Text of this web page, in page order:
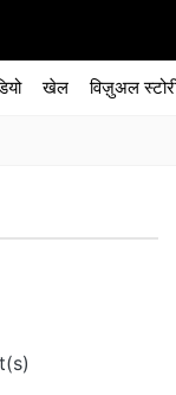
खेल विज़ुअल